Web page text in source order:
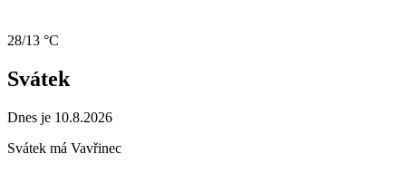
28/13 °C
Svátek
Dnes je 10.8.2026
Svátek má Vavřinec